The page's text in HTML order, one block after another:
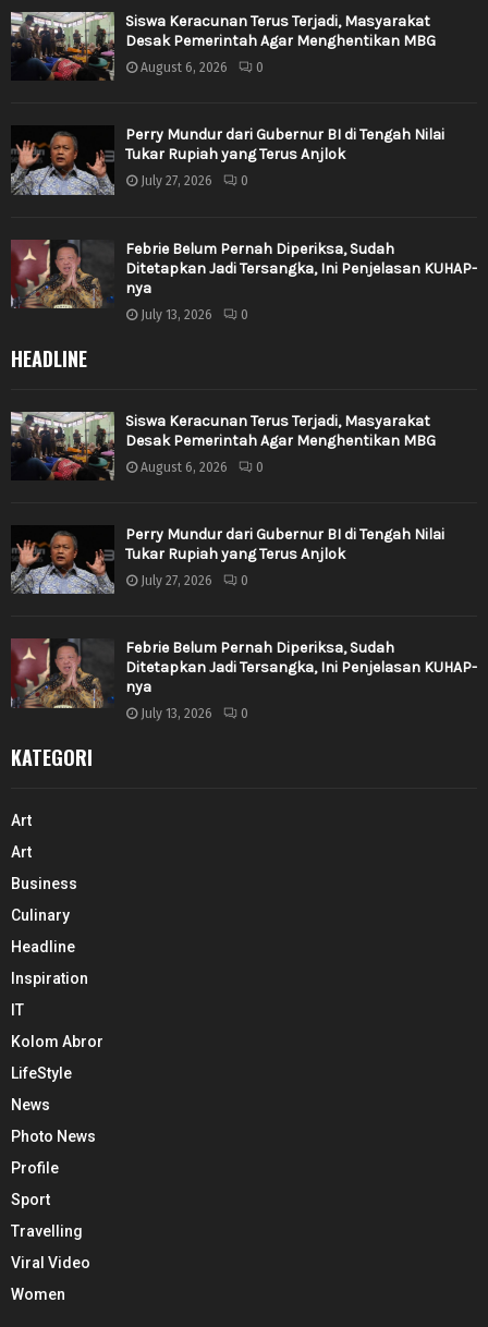
Siswa Keracunan Terus Terjadi, Masyarakat
Desak Pemerintah Agar Menghentikan MBG
August 6, 2026 0
Perry Mundur dari Gubernur BI di Tengah Nilai
Tukar Rupiah yang Terus Anjlok
July 27, 2026 0
Febrie Belum Pernah Diperiksa, Sudah
Ditetapkan Jadi Tersangka, Ini Penjelasan KUHAP-
nya
July 13, 2026 0
HEADLINE
Siswa Keracunan Terus Terjadi, Masyarakat
Desak Pemerintah Agar Menghentikan MBG
August 6, 2026 0
Perry Mundur dari Gubernur BI di Tengah Nilai
Tukar Rupiah yang Terus Anjlok
July 27, 2026 0
Febrie Belum Pernah Diperiksa, Sudah
Ditetapkan Jadi Tersangka, Ini Penjelasan KUHAP-
nya
July 13, 2026 0
KATEGORI
Art
Art
Business
Culinary
Headline
Inspiration
IT
Kolom Abror
LifeStyle
News
Photo News
Profile
Sport
Travelling
Viral Video
Women